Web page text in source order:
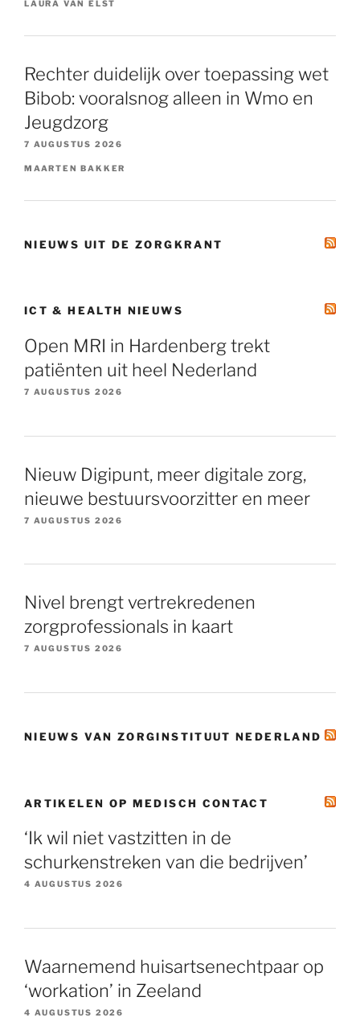
LAURA VAN ELST
Rechter duidelijk over toepassing wet
Bibob: vooralsnog alleen in Wmo en
Jeugdzorg
7 AUGUSTUS 2026
MAARTEN BAKKER
NIEUWS UIT DE ZORGKRANT
ICT & HEALTH NIEUWS
Open MRI in Hardenberg trekt
patiënten uit heel Nederland
7 AUGUSTUS 2026
Nieuw Digipunt, meer digitale zorg,
nieuwe bestuursvoorzitter en meer
7 AUGUSTUS 2026
Nivel brengt vertrekredenen
zorgprofessionals in kaart
7 AUGUSTUS 2026
NIEUWS VAN ZORGINSTITUUT NEDERLAND
ARTIKELEN OP MEDISCH CONTACT
‘Ik wil niet vastzitten in de
schurkenstreken van die bedrijven’
4 AUGUSTUS 2026
Waarnemend huisartsenechtpaar op
‘workation’ in Zeeland
4 AUGUSTUS 2026